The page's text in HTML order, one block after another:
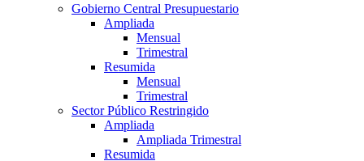
Gobierno Central Presupuestario
Ampliada
Mensual
Trimestral
Resumida
Mensual
Trimestral
Sector Público Restringido
Ampliada
Ampliada Trimestral
Resumida